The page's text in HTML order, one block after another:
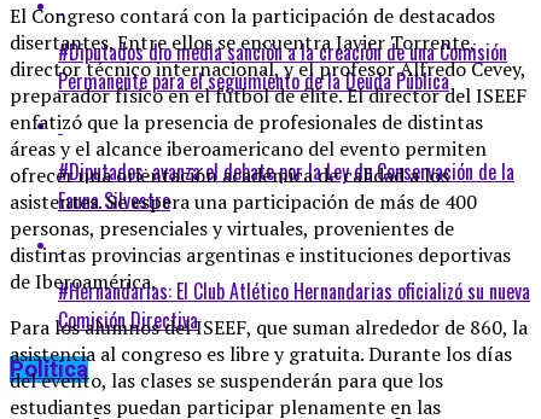
El Congreso contará con la participación de destacados
disertantes. Entre ellos se encuentra Javier Torrente,
director técnico internacional, y el profesor Alfredo Cevey,
preparador físico en el fútbol de élite. El director del ISEEF
enfatizó que la presencia de profesionales de distintas
áreas y el alcance iberoamericano del evento permiten
ofrecer una orientación académica de calidad a los
asistentes. Se espera una participación de más de 400
personas, presenciales y virtuales, provenientes de
distintas provincias argentinas e instituciones deportivas
de Iberoamérica.
Para los alumnos del ISEEF, que suman alrededor de 860, la
asistencia al congreso es libre y gratuita. Durante los días
del evento, las clases se suspenderán para que los
estudiantes puedan participar plenamente en las
#Diputados dio media sanción a la creación de una Comisión
Permanente para el seguimiento de la Deuda Pública
#Diputados: avanza el debate por la Ley de Conservación de la
Fauna Silvestre
#Hernandarias: El Club Atlético Hernandarias oficializó su nueva
Comisión Directiva
Política